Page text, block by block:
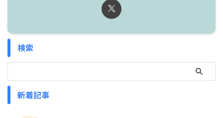
検索
新着記事